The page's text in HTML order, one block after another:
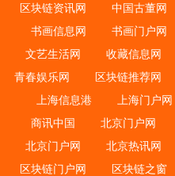
区块链资讯网
中国古董网
书画信息网
书画门户网
文艺生活网
收藏信息网
青春娱乐网
区块链推荐网
上海信息港
上海门户网
商讯中国
北京门户网
北京门户网
北京热讯网
区块链门户网
区块链之窗